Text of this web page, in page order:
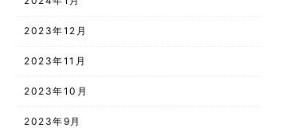
2023年12月
2023年11月
2023年10月
2023年9月